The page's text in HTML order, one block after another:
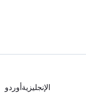
الإنجليزية أوردو